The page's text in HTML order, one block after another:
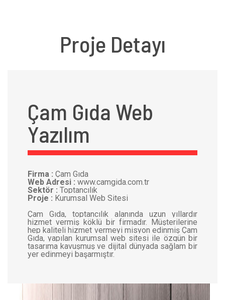
Proje Detayı
Çam Gıda Web
Yazılım
Firma : Çam Gıda
Web Adresi : www.camgida.com.tr
Sektör : Toptancılık
Proje : Kurumsal Web Sitesi
Çam Gıda, toptancılık alanında uzun yıllardır
hizmet vermiş köklü bir firmadır. Müşterilerine
hep kaliteli hizmet vermeyi misyon edinmiş Çam
Gıda, yapılan kurumsal web sitesi ile özgün bir
tasarıma kavuşmuş ve dijital dünyada sağlam bir
yer edinmeyi başarmıştır.